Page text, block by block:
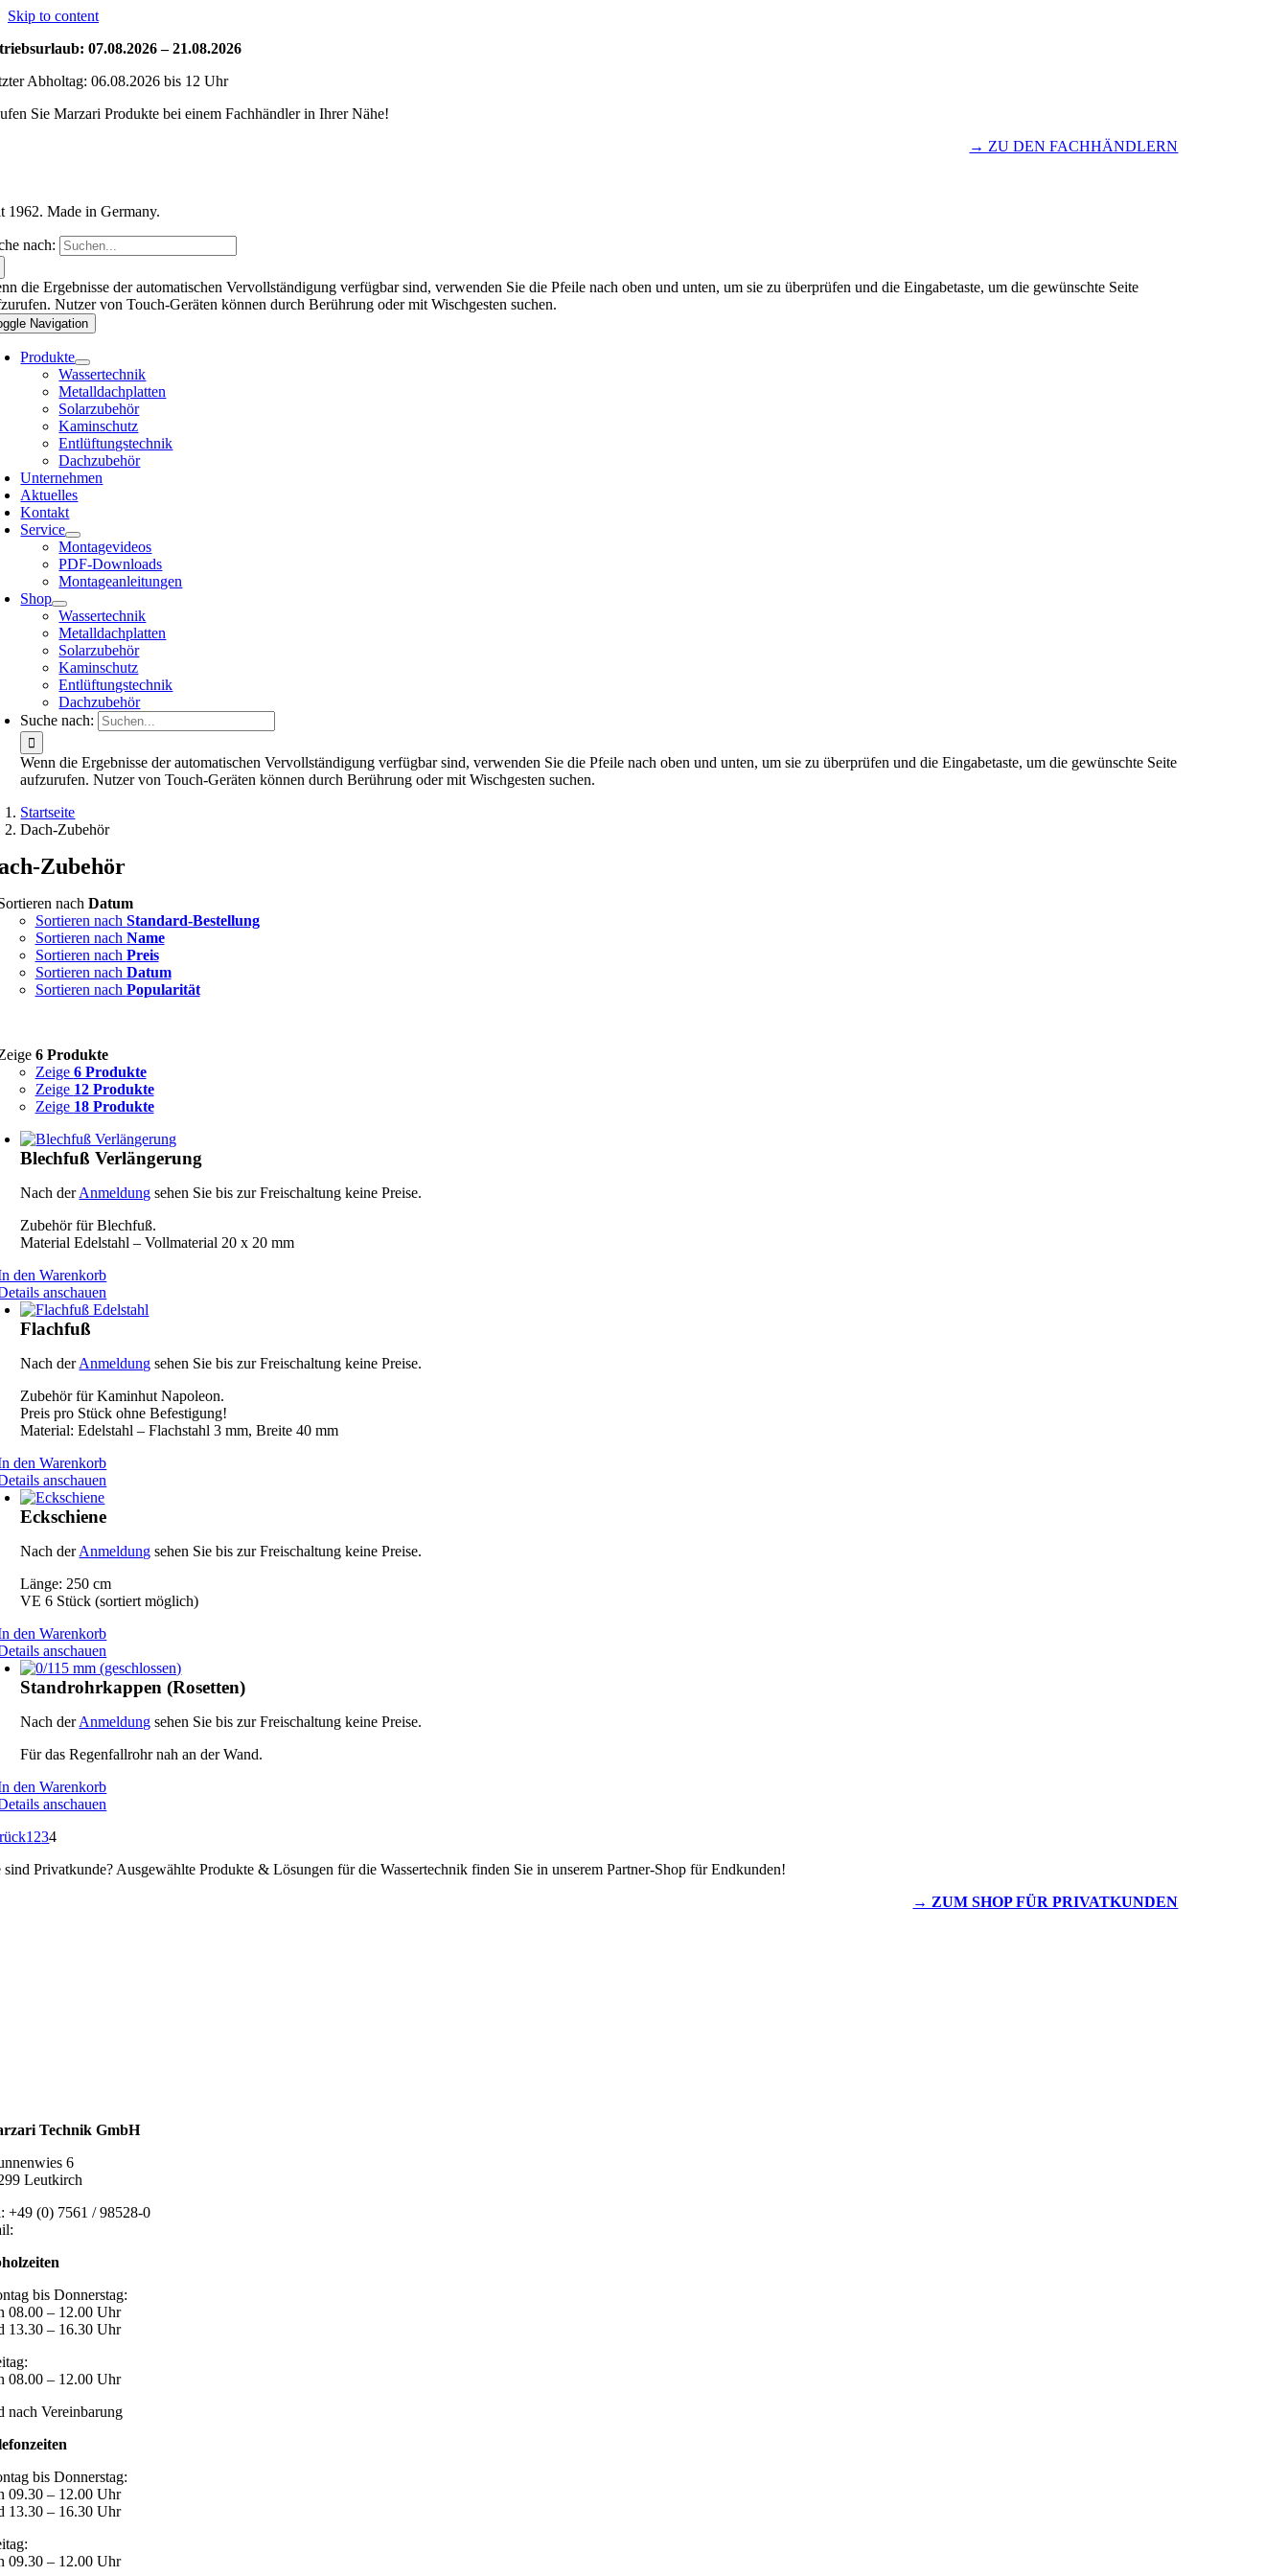
Skip to content
07.08.2026 – 21.08.2026
Abholtag: 06.08.2026 bis 12 Uhr
Sie Marzari Produkte bei einem Fachhändler in Ihrer Nähe!
→ ZU DEN FACHHÄNDLERN
1962. Made in Germany.
nach:
die Ergebnisse der automatischen Vervollständigung verfügbar sind, verwenden Sie die Pfeile nach oben und unten, um sie zu überprüfen und die Eingabetaste, um die gewünschte Seite
Nutzer von Touch-Geräten können durch Berührung oder mit Wischgesten suchen.
Navigation
Produkte
Wassertechnik
Metalldachplatten
Solarzubehör
Kaminschutz
Entlüftungstechnik
Dachzubehör
Unternehmen
Aktuelles
Kontakt
Service
Montagevideos
PDF-Downloads
Montageanleitungen
Shop
Wassertechnik
Metalldachplatten
Solarzubehör
Kaminschutz
Entlüftungstechnik
Dachzubehör
Suche nach:
Wenn die Ergebnisse der automatischen Vervollständigung verfügbar sind, verwenden Sie die Pfeile nach oben und unten, um sie zu überprüfen und die Eingabetaste, um die gewünschte Seite
aufzurufen. Nutzer von Touch-Geräten können durch Berührung oder mit Wischgesten suchen.
Startseite
Dach-Zubehör
Zubehör
nach Datum
Sortieren nach Standard-Bestellung
Sortieren nach Name
Sortieren nach Preis
Sortieren nach Datum
Sortieren nach Popularität
6 Produkte
Zeige 6 Produkte
Zeige 12 Produkte
Zeige 18 Produkte
Blechfuß Verlängerung
Nach derAnmeldung sehen Sie bis zur Freischaltung keine Preise.
Zubehör für Blechfuß.
Material Edelstahl – Vollmaterial 20 x 20 mm
den Warenkorb
anschauen
Flachfuß
Nach derAnmeldung sehen Sie bis zur Freischaltung keine Preise.
Zubehör für Kaminhut Napoleon.
Preis pro Stück ohne Befestigung!
Material: Edelstahl – Flachstahl 3 mm, Breite 40 mm
den Warenkorb
anschauen
Eckschiene
Nach derAnmeldung sehen Sie bis zur Freischaltung keine Preise.
Länge: 250 cm
VE 6 Stück (sortiert möglich)
den Warenkorb
anschauen
Standrohrkappen (Rosetten)
Nach derAnmeldung sehen Sie bis zur Freischaltung keine Preise.
Für das Regenfallrohr nah an der Wand.
den Warenkorb
anschauen
1 234
sind Privatkunde? Ausgewählte Produkte & Lösungen für die Wassertechnik finden Sie in unserem Partner-Shop für Endkunden!
→ ZUM SHOP FÜR PRIVATKUNDEN
Technik GmbH
6
Leutkirch
+49 (0) 7561 / 98528-0
bis Donnerstag:
08.00 – 12.00 Uhr
13.30 – 16.30 Uhr
08.00 – 12.00 Uhr
nach Vereinbarung
bis Donnerstag:
09.30 – 12.00 Uhr
13.30 – 16.30 Uhr
09.30 – 12.00 Uhr